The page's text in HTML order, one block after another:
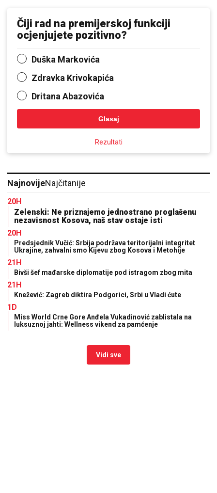
Čiji rad na premijerskoj funkciji
ocjenjujete pozitivno?
Duška Markovića
Zdravka Krivokapića
Dritana Abazovića
Glasaj
Rezultati
NajnovijeNajčitanije
20H
Zelenski: Ne priznajemo jednostrano proglašenu
nezavisnost Kosova, naš stav ostaje isti
20H
Predsjednik Vučić: Srbija podržava teritorijalni integritet
Ukrajine, zahvalni smo Kijevu zbog Kosova i Metohije
21H
Bivši šef mađarske diplomatije pod istragom zbog mita
21H
Knežević: Zagreb diktira Podgorici, Srbi u Vladi ćute
1D
Miss World Crne Gore Anđela Vukadinović zablistala na
luksuznoj jahti: Wellness vikend za pamćenje
Vidi sve